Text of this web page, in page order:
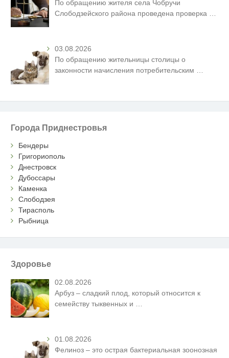
По обращению жителя села Чобручи
Слободзейского района проведена проверка
03.08.2026
По обращению жительницы столицы о
законности начисления потребительским …
Города Приднестровья
Бендеры
Григориополь
Днестровск
Дубоссары
Каменка
Слободзея
Тирасполь
Рыбница
Здоровье
02.08.2026
Арбуз – сладкий плод, который относится к
семейству тыквенных и
01.08.2026
Фелиноз – это острая бактериальная зоонозная